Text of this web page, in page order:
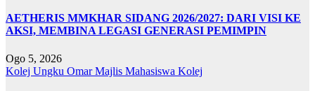
AETHERIS MMKHAR SIDANG 2026/2027: DARI VISI KE
AKSI, MEMBINA LEGASI GENERASI PEMIMPIN
Ogo 5, 2026
Kolej Ungku OmarMajlis Mahasiswa Kolej